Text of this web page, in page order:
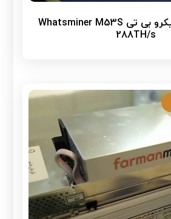
دستگاه ماینر میکرو بی تی Whatsminer M53S
288TH/s